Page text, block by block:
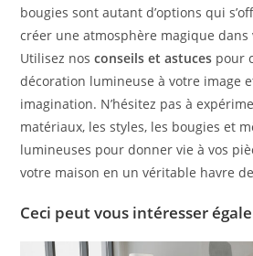
bougies sont autant d’options qui
créer une atmosphère magique
Utilisez nosconseils et astuces pour
décoration lumineuse à votre image
imagination. N’hésitez pas à
matériaux, les styles, les bougies et
lumineuses pour donner vie à vos
votre maison en un véritable havre
Ceci peut vous intéresser